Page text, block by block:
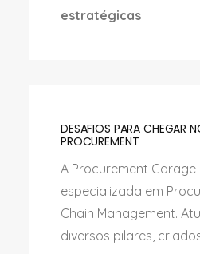
estratégicas
DESAFIOS PARA CHEGAR
PROCUREMENT
A Procurement
especializada em
Chain Management.
diversos pilares,